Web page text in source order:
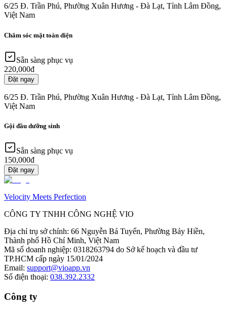
6/25 Đ. Trần Phú, Phường Xuân Hương - Đà Lạt, Tỉnh Lâm Đồng,
Việt Nam
Chăm sóc mặt toàn diện
Sẵn sàng phục vụ
220,000đ
Đặt ngay
6/25 Đ. Trần Phú, Phường Xuân Hương - Đà Lạt, Tỉnh Lâm Đồng,
Việt Nam
Gội đầu dưỡng sinh
Sẵn sàng phục vụ
150,000đ
Đặt ngay
Velocity Meets Perfection
CÔNG TY TNHH CÔNG NGHỆ VIO
Địa chỉ trụ sở chính: 66 Nguyễn Bá Tuyển, Phường Bảy Hiền,
Thành phố Hồ Chí Minh, Việt Nam
Mã số doanh nghiệp: 0318263794 do Sở kế hoạch và đầu tư
TP.HCM cấp ngày 15/01/2024
Email: support@vioapp.vn
Số điện thoại: 038.392.2332
Công ty